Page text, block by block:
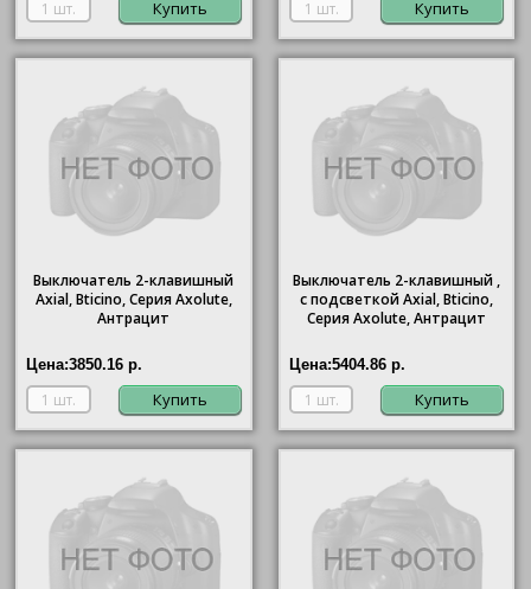
Купить Купить
Выключатель 2-клавишный
Axial,Bticino, Серия Axolute,
Антрацит
Цена:3850.16 р.
Купить
Выключатель 2-клавишный ,
с подсветкой Axial,Bticino,
Серия Axolute, Антрацит
Цена:5404.86 р.
Купить